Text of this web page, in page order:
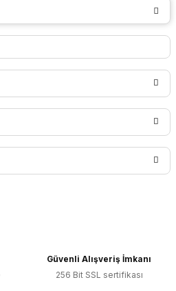
yorumu siz yapın!
veya görüntülenemiyor.
Güvenli Alışveriş İmkanı
256 Bit SSL sertifikası